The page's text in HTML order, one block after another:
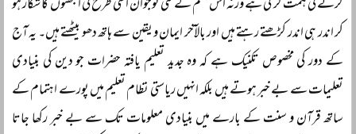
کرنے کی ہمت کر لی ہے ورنہ اس قسم کے کئی نوجوان اسی طرح کی الجھنوں کا شکار ہو
کر اندر ہی اندر کڑھتے رہتے ہیں اور بالآخر ایمان و یقین سے ہاتھ دھو بیٹھتے ہیں۔ یہ آج
کے دور کی مخصوص تکنیک ہے کہ وہ جدید تعلیم یافتہ حضرات جو دین کی بنیادی
تعلیمات سے بے خبر ہوتے ہیں بلکہ انہیں ریاستی نظام تعلیم میں پورے اہتمام کے
ساتھ قرآن و سنت کے بارے میں بنیادی معلومات تک سے بے خبر رکھا جاتا